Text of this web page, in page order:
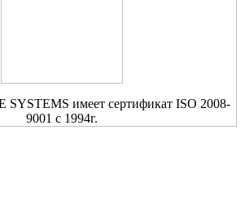
имеет сертификат ISO 2008-
9001 с 1994г.